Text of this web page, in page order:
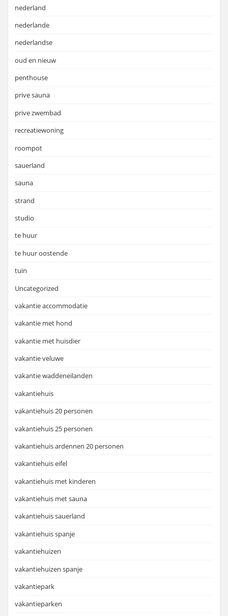
nederland
nederlande
nederlandse
oud en nieuw
penthouse
prive sauna
prive zwembad
recreatiewoning
roompot
sauerland
sauna
strand
studio
te huur
te huur oostende
tuin
Uncategorized
vakantie accommodatie
vakantie met hond
vakantie met huisdier
vakantie veluwe
vakantie waddeneilanden
vakantiehuis
vakantiehuis 20 personen
vakantiehuis 25 personen
vakantiehuis ardennen 20 personen
vakantiehuis eifel
vakantiehuis met kinderen
vakantiehuis met sauna
vakantiehuis sauerland
vakantiehuis spanje
vakantiehuizen
vakantiehuizen spanje
vakantiepark
vakantieparken